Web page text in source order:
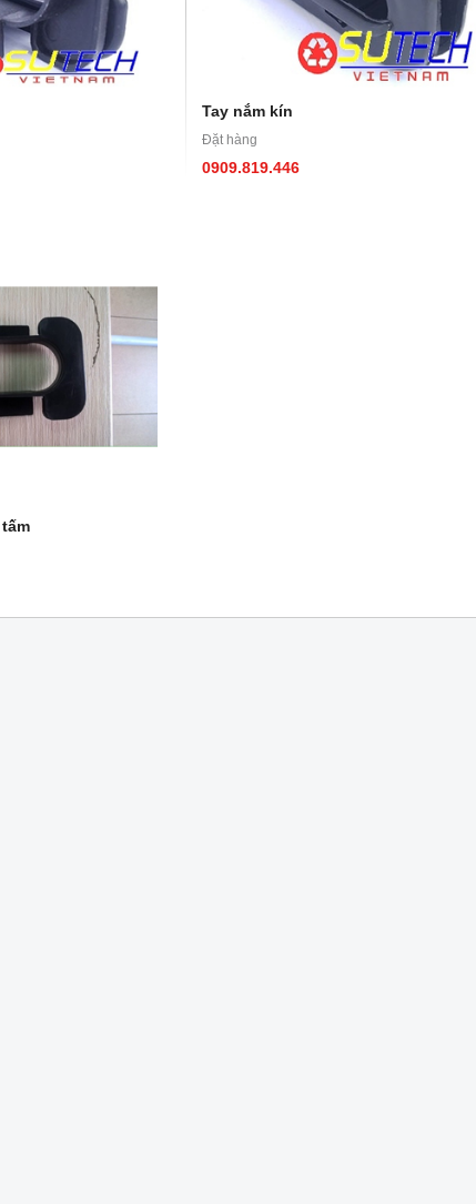
Tay nắm kín
Đặt hàng
0909.819.446